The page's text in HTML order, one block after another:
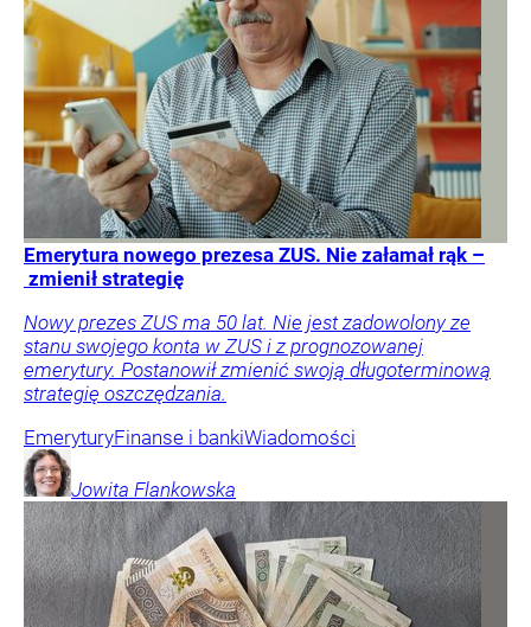
Emerytura nowego prezesa ZUS. Nie załamał rąk –
zmienił strategię
Nowy prezes ZUS ma 50 lat. Nie jest zadowolony ze
stanu swojego konta w ZUS i z prognozowanej
emerytury. Postanowił zmienić swoją długoterminową
strategię oszczędzania.
EmeryturyFinanse i bankiWiadomości
Jowita Flankowska